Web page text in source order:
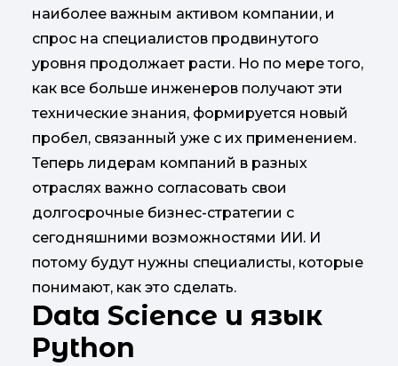
наиболее важным активом компании, и
спрос на специалистов продвинутого
уровня продолжает расти. Но по мере того,
как все больше инженеров получают эти
технические знания, формируется новый
пробел, связанный уже с их применением.
Теперь лидерам компаний в разных
отраслях важно согласовать свои
долгосрочные бизнес-стратегии с
сегодняшними возможностями ИИ. И
потому будут нужны специалисты, которые
понимают, как это сделать.
Data Science и язык
Python